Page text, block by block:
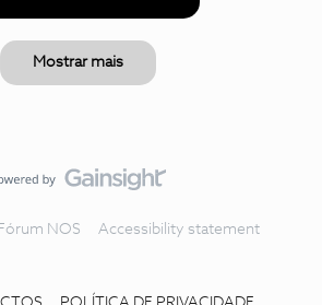
Mostrar mais
NOS Accessibility statement